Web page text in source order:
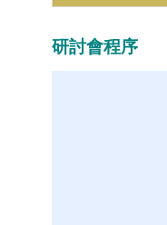
研討會程序